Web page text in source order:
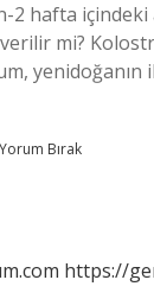
hafta
mi?
Yorum Bırak
https://